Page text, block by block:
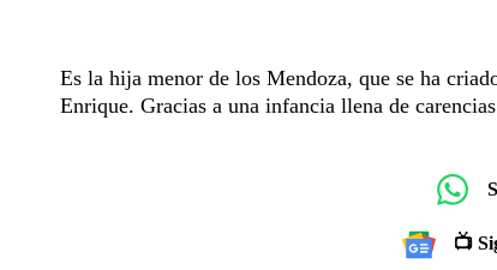
Es la hija menor de los Mendoza, que se ha
Enrique. Gracias a una infancia llena de carencias
📺